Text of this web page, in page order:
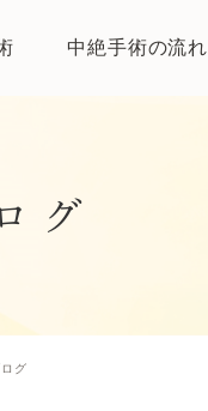
中絶手術の流れ
グ
グ